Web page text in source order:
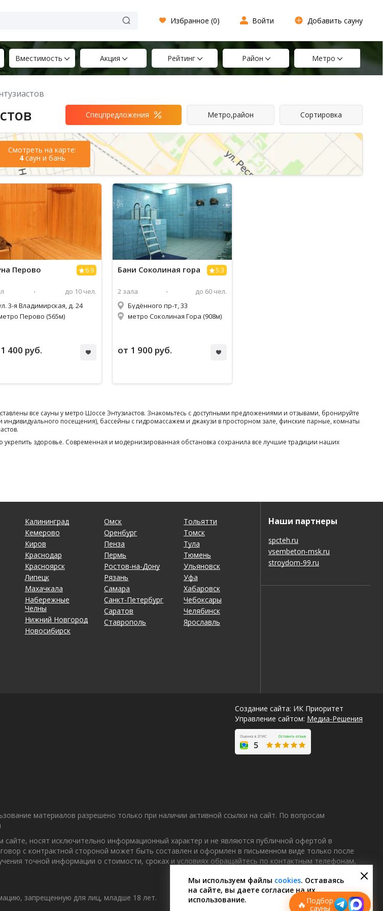
Избранное (0) Войти Добавить сауну
Вместимость Акция Рейтинг Район Метро
Спецпредложения Метро,район Сортировка
Смотреть на карте:
4саун и бань
6.9
Перово
до 10 чел.
3-я Владимирская, д. 24
Перово (565м)
400 руб.
5.3
Бани Соколиная гора
2 зала
до 60 чел.
Будённого пр-т, 33
метро Соколиная Гора (908м)
от 1 900 руб.
все сауны у метро Шоссе Энтузиастов. Знакомьтесь с доступными предложениями и отзывами, бронируйте
посещения), бассейны с гидромассажем и джакузи в просторном зале, финские парные, комнаты
здоровье. Современная и модернизированная обстановка сохранила все лучшие традиции наших
Калининград
Кемерово
Киров
Краснодар
Красноярск
Липецк
Махачкала
Набережные
Челны
Нижний Новгород
Новосибирск
Омск
Оренбург
Пенза
Пермь
Ростов-на-Дону
Рязань
Самара
Санкт-Петербург
Саратов
Ставрополь
Тольятти
Томск
Тула
Тюмень
Ульяновск
Уфа
Хабаровск
Чебоксары
Челябинск
Ярославль
Наши партнеры
spcteh.ru
vsembeton-msk.ru
stroydom-99.ru
Создание сайта: ИК Приоритет
Управление сайтом: Медиа-Решения
материалов разрешено только при наличии активной ссылки на сайт. По вопросам
носят исключительно информационный характер и не являются публичной офертой в
с контрактной стороной может быть составлен и оформлен в письменном виде только после
точной информации о стоимости, сроках и условиях обращайтесь по контактным телефонам,
запрещенную для лиц, младше 18 лет.
🔥 Подбор
сауны
Лучшие
саун
Подписывайтесь в Telegram или MAX —
пришлём свежие скидки
Мы используем файлы cookies. Оставаясь
на сайте, вы даете согласие на их
использование.